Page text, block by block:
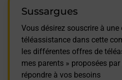
Sussargues
Vous désirez souscrire à une
téléassistance dans cette
les différentes offres de
mes parents » proposées
répondre à vos besoins